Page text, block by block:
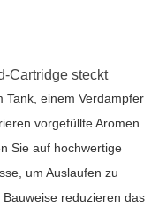
Cartridge steckt
Tank, einem Verdampfer
vorgefüllte Aromen
Sie auf hochwertige
um Auslaufen zu
Bauweise reduzieren das